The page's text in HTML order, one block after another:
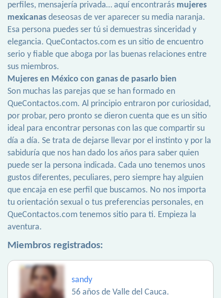
perfiles, mensajería privada… aquí encontrarás mujeres
mexicanas deseosas de ver aparecer su media naranja.
Esa persona puedes ser tú si demuestras sinceridad y
elegancia. QueContactos.com es un sitio de encuentro
serio y fiable que aboga por las buenas relaciones entre
sus miembros.
Mujeres en México con ganas de pasarlo bien
Son muchas las parejas que se han formado en
QueContactos.com. Al principio entraron por curiosidad,
por probar, pero pronto se dieron cuenta que es un sitio
ideal para encontrar personas con las que compartir su
día a día. Se trata de dejarse llevar por el instinto y por la
sabiduría que nos han dado los años para saber quien
puede ser la persona indicada. Cada uno tenemos unos
gustos diferentes, peculiares, pero siempre hay alguien
que encaja en ese perfil que buscamos. No nos importa
tu orientación sexual o tus preferencias personales, en
QueContactos.com tenemos sitio para ti. Empieza la
aventura.
Miembros registrados:
sandy
56 años de Valle del Cauca.